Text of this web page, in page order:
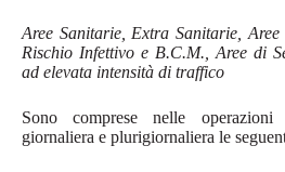
Aree Sanitarie, Extra Sanitarie,
Rischio Infettivo e B.C.M., Aree di
ad elevata intensità di traffico
Sono comprese nelle operazioni
giornaliera e plurigiornaliera le